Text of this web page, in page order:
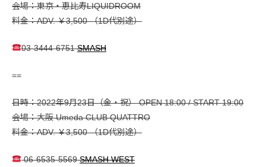
会場：東京・恵比寿LIQUIDROOM
料金：ADV. ￥3,500 （1D代別途）
03-3444-6751SMASH
==
日時：2022年9月23日（金・祝） OPEN 18:00 / START 19:00
会場：大阪 Umeda CLUB QUATTRO
料金：ADV. ￥3,500 （1D代別途）
06-6535-5569SMASH WEST